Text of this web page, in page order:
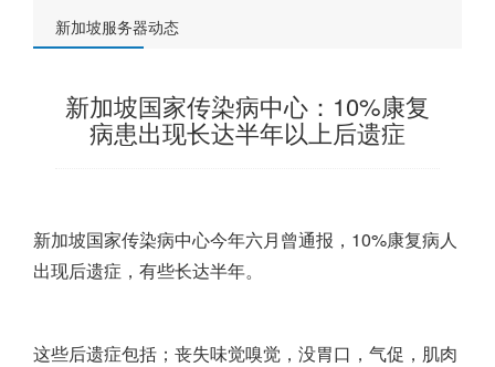
新加坡服务器动态
新加坡国家传染病中心：10%康复
病患出现长达半年以上后遗症
新加坡国家传染病中心今年六月曾通报，10%康复病人
出现后遗症，有些长达半年。
这些后遗症包括；丧失味觉嗅觉，没胃口，气促，肌肉